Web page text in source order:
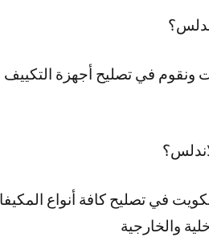
في تصليح أجهزة التكييف
في تصليح كافة أنواع
والخارجية